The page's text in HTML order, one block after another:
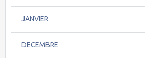
JANVIER
DECEMBRE